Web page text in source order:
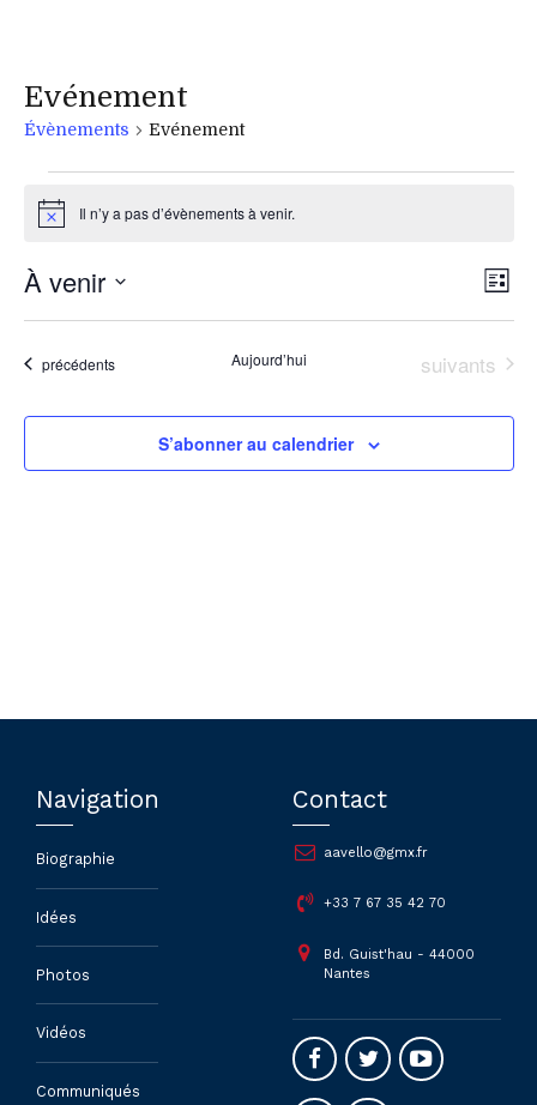
Evénement
Évènements Evénement
Évènements
Notice Il n’y a pas d’évènements à venir.
Liste
À venir
date.
Évènements
précédents Aujourd’hui Évènements
suivants
S’abonner au calendrier
Navigation
Biographie
Idées
Photos
Vidéos
Communiqués
Contact
aavello@gmx.fr
+33 7 67 35 42 70
Bd. Guist'hau - 44000
Nantes